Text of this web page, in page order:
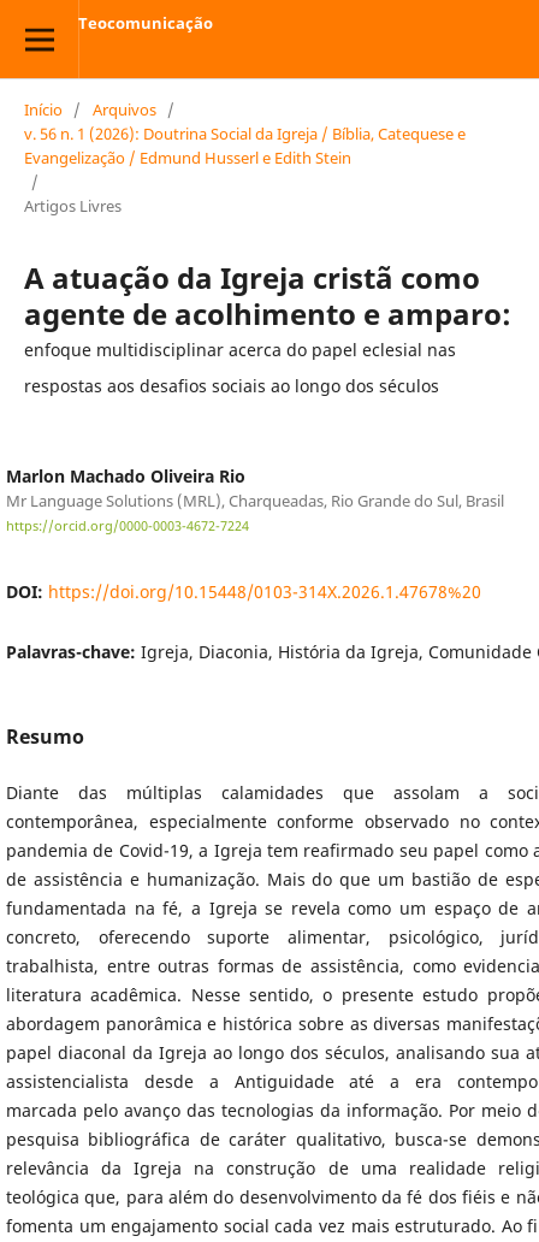
Teocomunicação
Início / Arquivos /
v. 56 n. 1 (2026): Doutrina Social da Igreja / Bíblia, Catequese e
Evangelização / Edmund Husserl e Edith Stein
/
Artigos Livres
A atuação da Igreja cristã como
agente de acolhimento e amparo:
enfoque multidisciplinar acerca do papel eclesial nas
respostas aos desafios sociais ao longo dos séculos
Marlon Machado Oliveira Rio
Mr Language Solutions (MRL), Charqueadas, Rio Grande do Sul, Brasil
https://orcid.org/0000-0003-4672-7224
DOI: https://doi.org/10.15448/0103-314X.2026.1.47678%20
Palavras-chave: Igreja, Diaconia, História da Igreja, Comunidade
Resumo
Diante das múltiplas calamidades que assolam a
contemporânea, especialmente conforme observado no
pandemia de Covid-19, a Igreja tem reafirmado seu papel como
de assistência e humanização. Mais do que um bastião de
fundamentada na fé, a Igreja se revela como um espaço de
concreto, oferecendo suporte alimentar, psicológico,
trabalhista, entre outras formas de assistência, como
literatura acadêmica. Nesse sentido, o presente estudo
abordagem panorâmica e histórica sobre as diversas
papel diaconal da Igreja ao longo dos séculos, analisando sua
assistencialista desde a Antiguidade até a era
marcada pelo avanço das tecnologias da informação. Por meio
pesquisa bibliográfica de caráter qualitativo, busca-se
relevância da Igreja na construção de uma realidade
teológica que, para além do desenvolvimento da fé dos fiéis e
fomenta um engajamento social cada vez mais estruturado. Ao